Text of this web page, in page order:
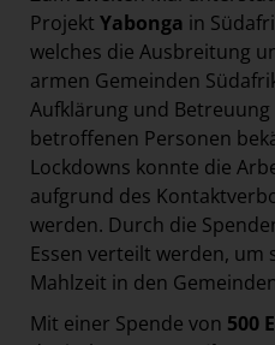
Projekt Yabonga in
welches die Ausbreitung
armen Gemeinden
Aufklärung und
betroffenen Personen
Lockdowns konnte die
aufgrund des
werden. Durch die
Essen verteilt werden,
Mahlzeit in den
Mit einer Spende von 500